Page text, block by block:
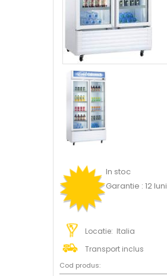
In stoc
Garantie : 12 luni
Locatie: Italia
Transport inclus
Cod produs: